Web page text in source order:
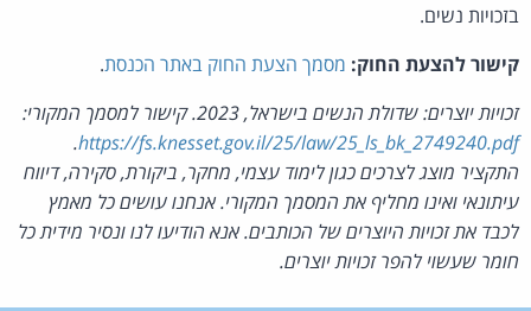
בזכויות נשים.
קישור להצעת החוק: מסמך הצעת החוק באתר הכנסת.
זכויות יוצרים: שדולת הנשים בישראל, 2023. קישור למסמך המקורי:
https://fs.knesset.gov.il/25/law/25_ls_bk_2749240.pdf
.
התקציר מוצג לצרכים כגון לימוד עצמי, מחקר, ביקורת, סקירה, דיווח
עיתונאי ואינו מחליף את המסמך המקורי. אנחנו עושים כל מאמץ
לכבד את זכויות היוצרים של הכותבים. אנא הודיעו לנו ונסיר מידית כל
חומר שעשוי להפר זכויות יוצרים.